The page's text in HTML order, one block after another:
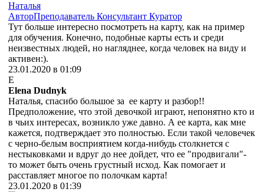
Наталья
АвторПреподаватель Консультант Куратор
Тут больше интересно посмотреть на карту, как на пример
для обучения. Конечно, подобные карты есть и среди
неизвестных людей, но нагляднее, когда человек на виду и
активен:).
23.01.2020 в 01:09
E
Elena Dudnyk
Наталья, спасибо большое за ее карту и разбор!!
Предположение, что этой девочкой играют, непонятно кто и
в чьих интересах, возникло уже давно. А ее карта, как мне
кажется, подтверждает это полностью. Если такой человечек
с черно-белым восприятием когда-нибудь столкнется с
нестыковками и вдруг до нее дойдет, что ее "продвигали"-
то может быть очень грустный исход. Как помогает и
расставляет многое по полочкам карта!
23.01.2020 в 01:39